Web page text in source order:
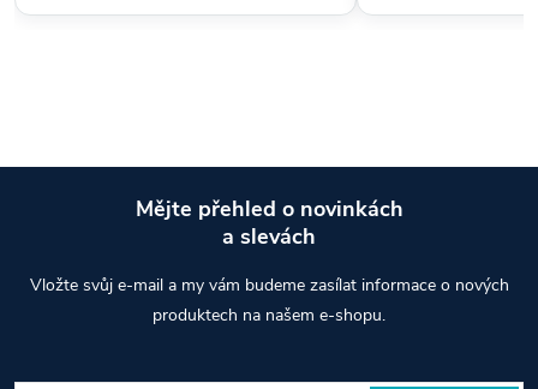
Mějte přehled o novinkách
a slevách
Vložte svůj e-mail a my vám budeme zasílat informace o nových
produktech na našem e-shopu.